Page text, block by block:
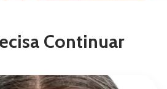
Continuar